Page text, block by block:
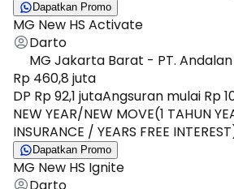
Dapatkan Promo
MG New HS Activate
Darto
MG Jakarta Barat - PT.
Rp 460,8 juta
DP Rp 92,1 jutaAngsuran mulai Rp
NEW YEAR/NEW MOVE(1 TAHUN
INSURANCE / YEARS FREE
Dapatkan Promo
MG New HS Ignite
Darto